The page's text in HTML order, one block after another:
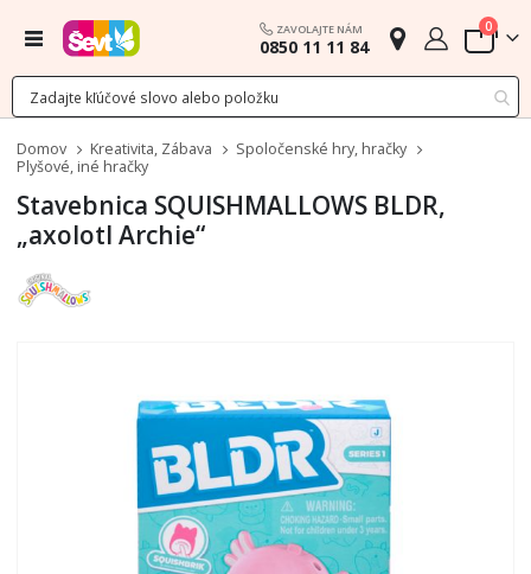
Menu ZAVOLAJTE NÁM
0850 11 11 84 Cart
0
Domov Kreativita, Zábava
Spoločenské hry, hračky
Plyšové, iné hračky
Stavebnica SQUISHMALLOWS BLDR,
„axolotl Archie“